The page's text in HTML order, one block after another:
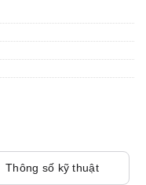
Thông số kỹ thuật